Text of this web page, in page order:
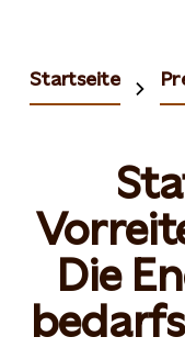
Startseite
Die